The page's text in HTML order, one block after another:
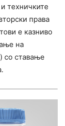
техничките
права
е казниво
на
со ставање